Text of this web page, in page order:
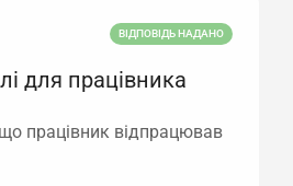
ВІДПОВІДЬ НАДАНО
для працівника
працівник відпрацював